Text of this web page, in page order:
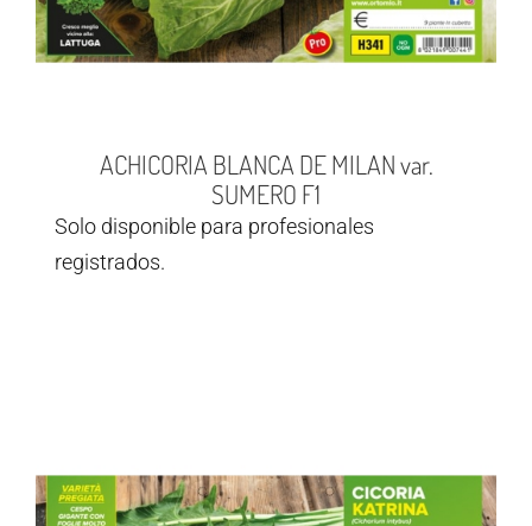
ACHICORIA BLANCA DE MILAN var.
SUMERO F1
Solo disponible para profesionales
registrados.